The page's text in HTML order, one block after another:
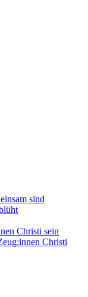
sind
Christi sein
Christi